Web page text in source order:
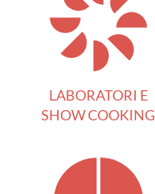
LABORATORI E
SHOW COOKING